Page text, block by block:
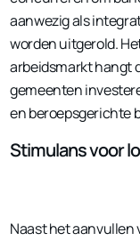
aanwezig als
worden uitgerold.
arbeidsmarkt hangt
gemeenten
en beroepsgerichte
Stimulans voor
Naast het